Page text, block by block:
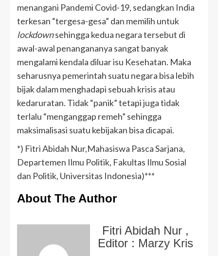
menangani Pandemi Covid-19, sedangkan India
terkesan “tergesa-gesa” dan memilih untuk
lockdownsehingga kedua negara tersebut di
awal-awal penangananya sangat banyak
mengalami kendala diluar isu Kesehatan. Maka
seharusnya pemerintah suatu negara bisa lebih
bijak dalam menghadapi sebuah krisis atau
kedaruratan. Tidak “panik” tetapi juga tidak
terlalu “menganggap remeh” sehingga
maksimalisasi suatu kebijakan bisa dicapai.
*) Fitri Abidah Nur,Mahasiswa Pasca Sarjana,
Departemen Ilmu Politik, Fakultas Ilmu Sosial
dan Politik, Universitas Indonesia)***
About The Author
Fitri Abidah Nur ,
Editor : Marzy Kris